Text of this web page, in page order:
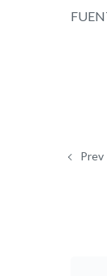
Prev